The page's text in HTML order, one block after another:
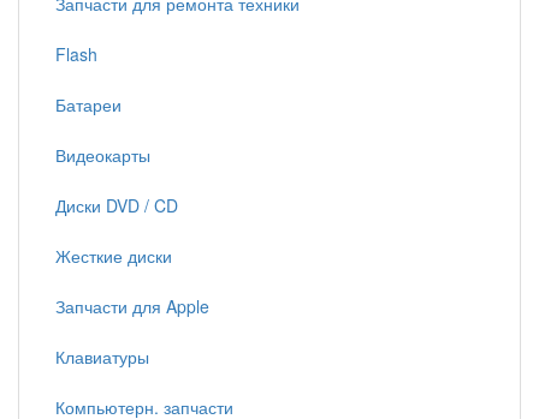
Flash
Батареи
Видеокарты
Диски DVD / CD
Жесткие диски
Запчасти для Apple
Клавиатуры
Компьютерн. запчасти